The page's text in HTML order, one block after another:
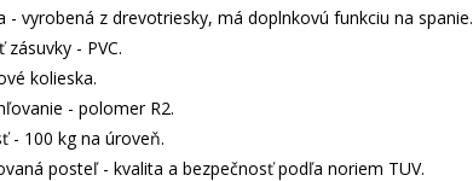
- vyrobená z drevotriesky, má doplnkovú funkciu na spanie.
zásuvky - PVC.
kolieska.
- polomer R2.
- 100 kg na úroveň.
posteľ - kvalita a bezpečnosť podľa noriem TUV.